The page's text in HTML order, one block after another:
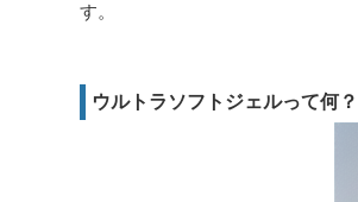
す。
ウルトラソフトジェルって何？